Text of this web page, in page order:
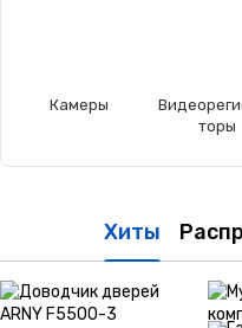
Камеры
торы
Хиты